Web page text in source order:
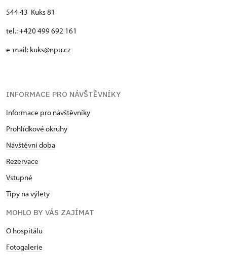
544 43 Kuks 81
tel.: +420 499 692 161
e-mail: kuks@npu.cz
INFORMACE PRO NÁVŠTĚVNÍKY
Informace pro návštěvníky
Prohlídkové okruhy
Návštěvní doba
Rezervace
Vstupné
Tipy na výlety
MOHLO BY VÁS ZAJÍMAT
O hospitálu
Fotogalerie